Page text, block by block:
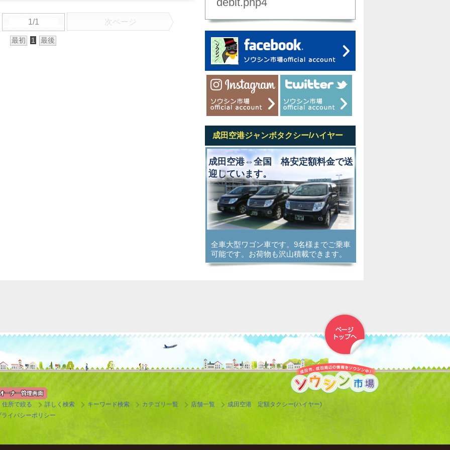
1/1 次ページ
最初 1 最後
成田空港ジャンボタクシー/ハイヤー
成田空港⇔全国 格安定額料金で送
迎しています。
全車大型ワゴン車です。9名様までご乗車
可能です。お荷物も沢山積載できます。
住所で絞る 詳しく検索 キーワード検索 カテゴリ一覧 店舗一覧
成田空港 定額タクシー(ハイヤー)
ライバシーポリシー